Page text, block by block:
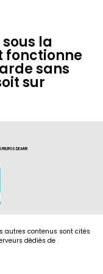
la
fonctionne
sans
sur
PROPOS DE MYR
autres contenus sont cités
dédiés de